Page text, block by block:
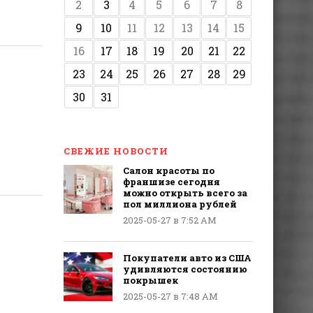
2
3 4 5 6 7
8
9
10 11 12 13 14
15
16
17 18 19 20 21
22
23
24 25 26 27 28
29
30
31
СВЕЖИЕ НОВОСТИ
Салон красоты по
франшизе сегодня
можно открыть всего за
пол миллиона рублей
2025-05-27 в 7:52 AM
Покупатели авто из США
удивляются состоянию
покрышек
2025-05-27 в 7:48 AM